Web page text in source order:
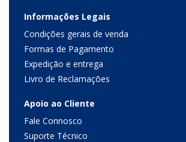
Informações Legais
Condições gerais de venda
Formas de Pagamento
Expedição e entrega
Livro de Reclamações
Apoio ao Cliente
Fale Connosco
Suporte Técnico